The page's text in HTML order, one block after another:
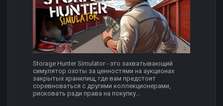
Storage Hunter Simulator - это захватывающий
симулятор охоты за ценностями на аукционах
закрытых хранилищ, где вам предстоит
соревноваться с другими коллекционерами,
рисковать ради права на покупку...